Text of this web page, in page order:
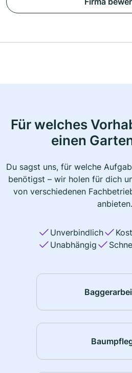
Für welches
einen
Du sagst uns, für welche
benötigst – wir holen für dich
von verschiedenen
anbieten.
Unverbindlich
Unabhängig